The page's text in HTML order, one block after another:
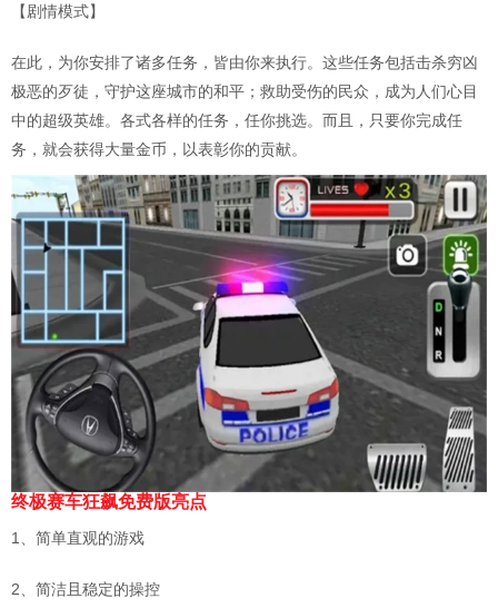
【剧情模式】
在此，为你安排了诸多任务，皆由你来执行。这些任务包括击杀穷凶
极恶的歹徒，守护这座城市的和平；救助受伤的民众，成为人们心目
中的超级英雄。各式各样的任务，任你挑选。而且，只要你完成任
务，就会获得大量金币，以表彰你的贡献。
终极赛车狂飙免费版亮点
1、简单直观的游戏
2、简洁且稳定的操控